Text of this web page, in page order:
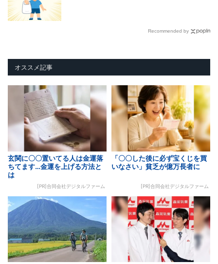
Recommended by
オススメ記事
玄関に〇〇置いてる人は金運落
ちてます…金運を上げる方法と
は
[PR]合同会社デジタルファーム
「〇〇した後に必ず宝くじを買
いなさい」貧乏が億万長者に
[PR]合同会社デジタルファーム